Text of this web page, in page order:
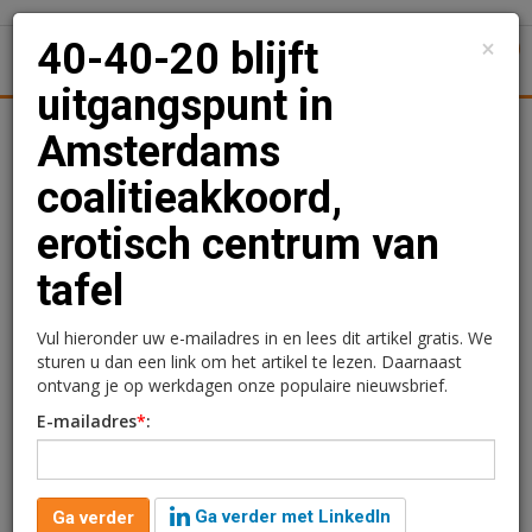
Uitgelicht Achtergronden
40-40-20 blijft
uitgangspunt in
Amsterdams
coalitieakkoord, erotisch
centrum van tafel
1 reacties
×
40-40-20 blijft
uitgangspunt in
Amsterdams
coalitieakkoord,
erotisch centrum van
tafel
Vul hieronder uw e-mailadres in en lees dit artikel gratis. We
sturen u dan een link om het artikel te lezen. Daarnaast
ontvang je op werkdagen onze populaire nieuwsbrief.
E-mailadres*:
Ga verder
Ga verder met LinkedIn